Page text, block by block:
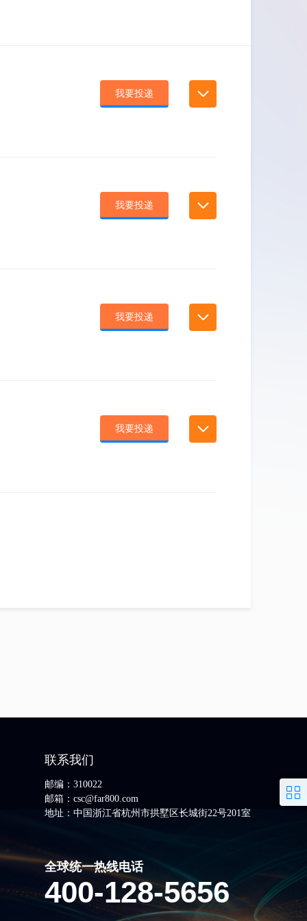
我要投递
我要投递
我要投递
我要投递
联系我们
邮编：310022
邮箱：csc@far800.com
地址：中国浙江省杭州市拱墅区长城街22号201室
全球统一热线电话
400-128-5656